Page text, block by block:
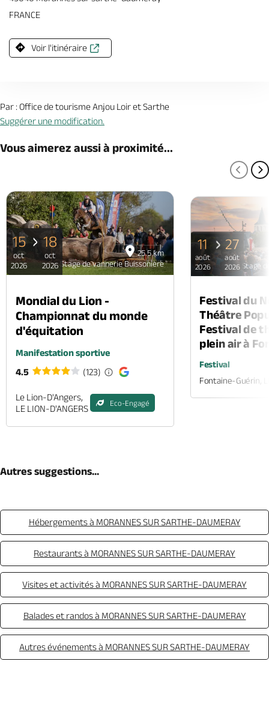
FRANCE
Voir l'itinéraire
Par : Office de tourisme Anjou Loir et Sarthe
Suggérer une modification.
Vous aimerez aussi à proximité...
25.5 km
Stage de vannerie Buissonière
15
oct
2026
18
oct
2026
Mondial du Lion -
Championnat du monde
d'équitation
Manifestation sportive
4.5
(123)
Le Lion-D'Angers,
LE LION-D'ANGERS
Eco-Engagé
Stage
11
août
2026
27
août
2026
Festival du
Théâtre
Festival de
plein air à
Festival
Fontaine-Guérin,
Autres suggestions...
Hébergements à MORANNES SUR SARTHE-DAUMERAY
Restaurants à MORANNES SUR SARTHE-DAUMERAY
Visites et activités à MORANNES SUR SARTHE-DAUMERAY
Balades et randos à MORANNES SUR SARTHE-DAUMERAY
Autres événements à MORANNES SUR SARTHE-DAUMERAY